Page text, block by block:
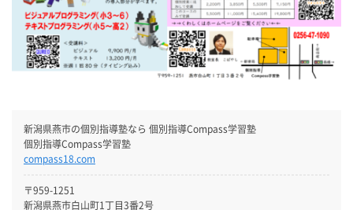
新潟県燕市の個別指導塾なら 個別指導Compass学習塾
個別指導Compass学習塾
compass18.com
〒959-1251
新潟県燕市白山町1丁目3番2号